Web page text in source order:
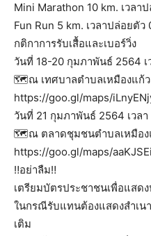
Mini Marathon 10 km. เวลา
Fun Run 5 km. เวลาปล่อยตัว
กติกาการรับเสื้อและเบอร์วิ่ง
วันที่ 18-20 กุมภาพันธ์ 2564 เ
🗺ณ เทศบาลตำบลเหมืองแก้ว
https://goo.gl/maps/
วันที่ 21 กุมภาพันธ์ 2564 เวล
🗺ณ ตลาดชุมชนตำบลเหมือง
https://goo.gl/maps/
‼️อย่าลืม‼️
เตรียมบัตรประชาชนเพื่อแสด
ในกรณีรับแทนต้องแสดงสำเน
เติม